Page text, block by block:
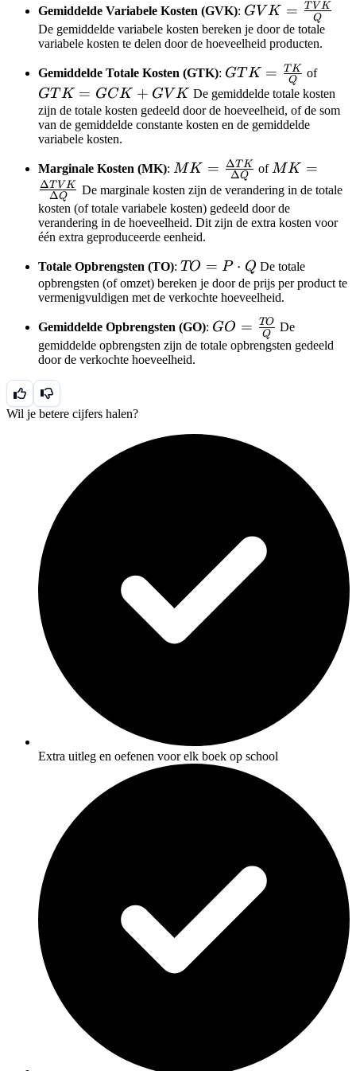
Gemiddelde Variabele Kosten (GVK): GVK =
\frac{TVK}
{Q}
GV K = Q
T V K
De gemiddelde variabele kosten bereken je door de totale
variabele kosten te delen door de hoeveelheid producten.
Gemiddelde Totale Kosten (GTK): GTK =
\frac{TK}
{Q}
GT K = Q
T K ofGTK
=
GCK
GT K = GCK + GV K De gemiddelde totale kosten
zijn de totale kosten gedeeld door de hoeveelheid, of de som
van de gemiddelde constante kosten en de gemiddelde
variabele kosten.
Marginale Kosten (MK): MK =
\frac{\Delta
TK}{\Delta
Q}
MK = ΔQ
ΔTK ofMK =
\frac{\Delta
TVK}
{\Delta Q}
MK =
ΔQ
ΔT V K
De marginale kosten zijn de verandering in de totale
kosten (of totale variabele kosten) gedeeld door de
verandering in de hoeveelheid. Dit zijn de extra kosten voor
één extra geproduceerde eenheid.
Totale Opbrengsten (TO): TO
= P
\cdot
Q
TO = P ⋅ Q De totale
opbrengsten (of omzet) bereken je door de prijs per product te
vermenigvuldigen met de verkochte hoeveelheid.
Gemiddelde Opbrengsten (GO): GO =
\frac{TO}
GO = Q
TO De
gemiddelde opbrengsten zijn de totale opbrengsten gedeeld
door de verkochte hoeveelheid.
Wil je betere cijfers halen?
Extra uitleg en oefenen voor elk boek op school